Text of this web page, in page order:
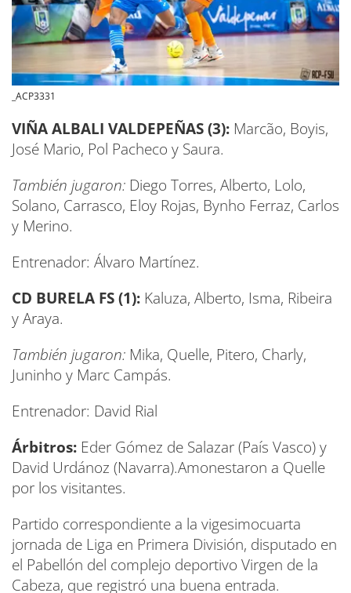
_ACP3331
VIÑA ALBALI VALDEPEÑAS (3): Marcão, Boyis,
José Mario, Pol Pacheco y Saura.
También jugaron: Diego Torres, Alberto, Lolo,
Solano, Carrasco, Eloy Rojas, Bynho Ferraz, Carlos
y Merino.
Entrenador: Álvaro Martínez.
CD BURELA FS (1): Kaluza, Alberto, Isma, Ribeira
y Araya.
También jugaron: Mika, Quelle, Pitero, Charly,
Juninho y Marc Campás.
Entrenador: David Rial
Árbitros: Eder Gómez de Salazar (País Vasco) y
David Urdánoz (Navarra).Amonestaron a Quelle
por los visitantes.
Partido correspondiente a la vigesimocuarta
jornada de Liga en Primera División, disputado en
el Pabellón del complejo deportivo Virgen de la
Cabeza, que registró una buena entrada.